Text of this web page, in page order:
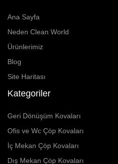
Ana Sayfa
Neden Clean World
Ürünlerimiz
Blog
Site Haritası
Kategoriler
Geri Dönüşüm Kovaları
Ofis ve Wc Çöp Kovaları
İç Mekan Çöp Kovaları
Dış Mekan Çöp Kovaları